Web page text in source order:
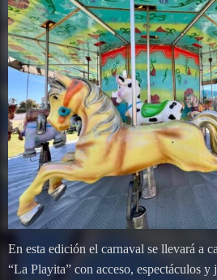
En esta edición el carnaval se llevará a
“La Playita” con acceso, espectáculos y